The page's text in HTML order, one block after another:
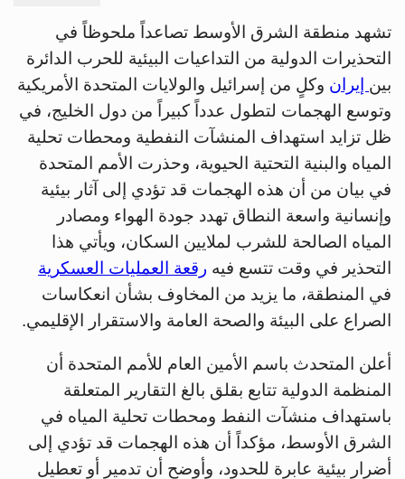
تشهد منطقة الشرق الأوسط تصاعداً ملحوظاً في
التحذيرات الدولية من التداعيات البيئية للحرب الدائرة
بين إيران وكلٍ من إسرائيل والولايات المتحدة الأمريكية
وتوسع الهجمات لتطول عدداً كبيراً من دول الخليج، في
ظل تزايد استهداف المنشآت النفطية ومحطات تحلية
المياه والبنية التحتية الحيوية، وحذرت الأمم المتحدة
في بيان من أن هذه الهجمات قد تؤدي إلى آثار بيئية
وإنسانية واسعة النطاق تهدد جودة الهواء ومصادر
المياه الصالحة للشرب لملايين السكان، ويأتي هذا
التحذير في وقت تتسع فيه رقعة العمليات العسكرية
في المنطقة، ما يزيد من المخاوف بشأن انعكاسات
الصراع على البيئة والصحة العامة والاستقرار الإقليمي.
أعلن المتحدث باسم الأمين العام للأمم المتحدة أن
المنظمة الدولية تتابع بقلق بالغ التقارير المتعلقة
باستهداف منشآت النفط ومحطات تحلية المياه في
الشرق الأوسط، مؤكداً أن هذه الهجمات قد تؤدي إلى
أضرار بيئية عابرة للحدود، وأوضح أن تدمير أو تعطيل